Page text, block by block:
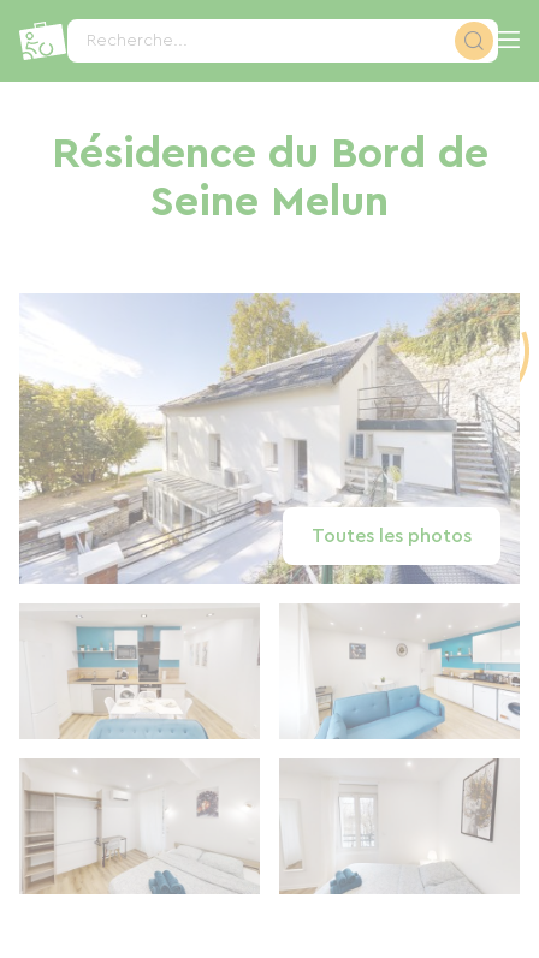
Recherche...
Résidence du Bord de
Seine Melun
Toutes les photos
Panneau de gestion des cookies